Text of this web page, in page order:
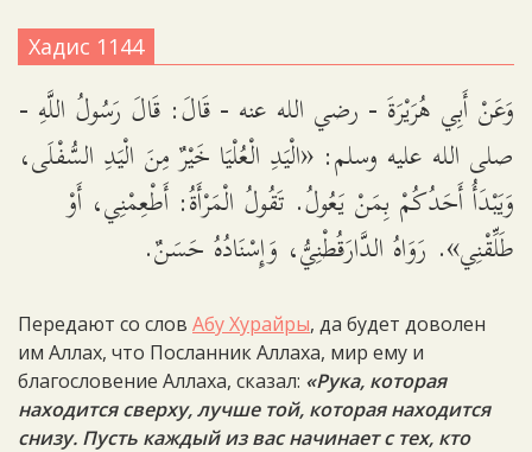
Хадис 1144
وَعَنْ أَبِي هُرَيْرَةَ - رضي الله عنه - قَالَ: قَالَ رَسُولُ اللَّهِ -
صلى الله عليه وسلم: «الْيَدِ الْعُلْيَا خَيْرٌ مِنَ الْيَدِ السُّفْلَى،
وَيَبْدَأُ أَحَدُكُمْ بِمَنْ يَعُولُ. تَقُولُ الْمَرْأَةُ: أَطْعِمْنِي، أَوْ
طَلِّقْنِي». رَوَاهُ الدَّارَقُطْنِيُّ، وَإِسْنَادُهُ حَسَنٌ.
Передают со слов Абу Хурайры, да будет доволен
им Аллах, что Посланник Аллаха, мир ему и
благословение Аллаха, сказал: «Рука, которая
находится сверху, лучше той, которая находится
снизу. Пусть каждый из вас начинает с тех, кто